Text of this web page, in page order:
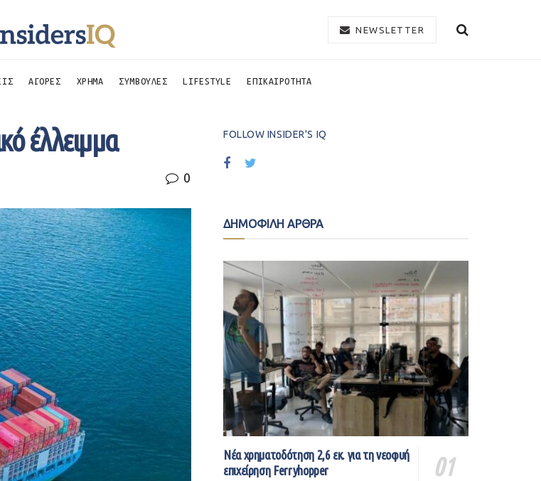
NEWSLETTER
ΑΓΟΡΕΣ ΧΡΗΜΑ ΣΥΜΒΟΥΛΕΣ LIFESTYLE ΕΠΙΚΑΙΡΟΤΗΤΑ
έλλειμμα
0
FOLLOW INSIDER'S IQ
ΔΗΜΟΦΙΛΗ ΑΡΘΡΑ
Νέα χρηματοδότηση 2,6 εκ. για τη νεοφυή
επιχείρηση Ferryhopper